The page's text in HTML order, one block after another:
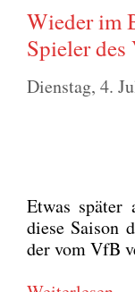
Wieder im
Spieler
Dienstag, 4.
Etwas spä­ter
die­se Sai­son
der vom VfB